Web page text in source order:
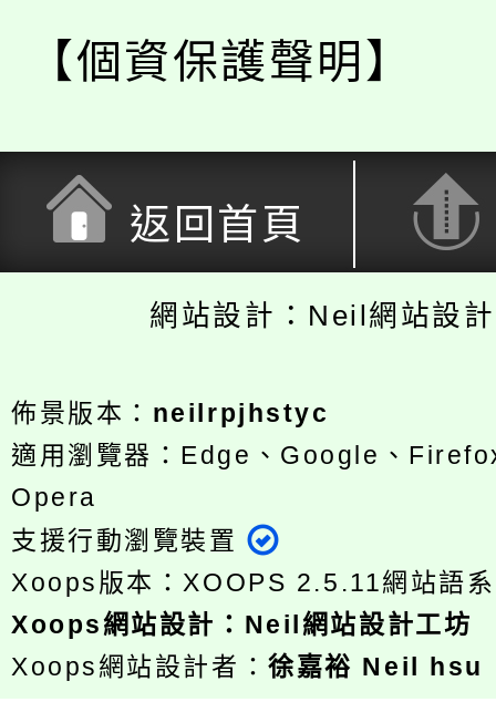
【個資保護聲明】
返回首頁
網站設計：Neil網站設
佈景版本： neilrpjhstyc
適用瀏覽器：Edge、Google、
Opera
支援行動瀏覽裝置
Xoops版本： XOOPS 2.5.11網站語
Xoops網站設計 ： Neil網站設計工坊
Xoops網站設計者：徐嘉裕 Neil hsu